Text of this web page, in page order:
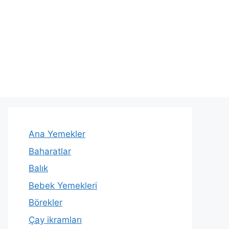
Ana Yemekler
Baharatlar
Balık
Bebek Yemekleri
Börekler
Çay ikramları